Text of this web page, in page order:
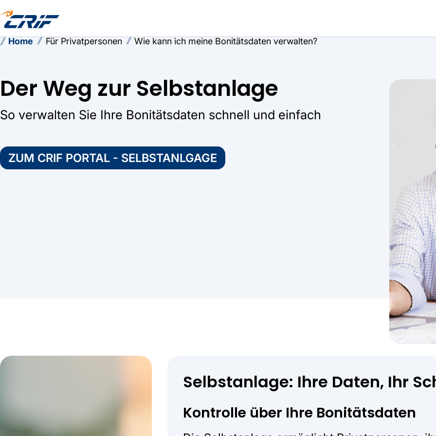
Home Für Privatpersonen Wie kann ich meine Bonitätsdaten verwalten?
Der Weg zur Selbstanlage
So verwalten Sie Ihre Bonitätsdaten schnell und einfach
ZUM CRIF PORTAL - SELBSTANLGAGE
Selbstanlage: Ihre Daten, Ihr
Kontrolle über Ihre Bonitätsdaten